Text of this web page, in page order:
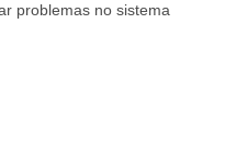
problemas no sistema